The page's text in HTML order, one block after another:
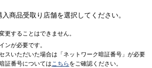
商品受取り店舗を選択してください。
更することはできません。
ンが必要です。
スいただいた場合は「ネットワーク暗証番号」が必要
証番号についてはこちら をご確認ください。